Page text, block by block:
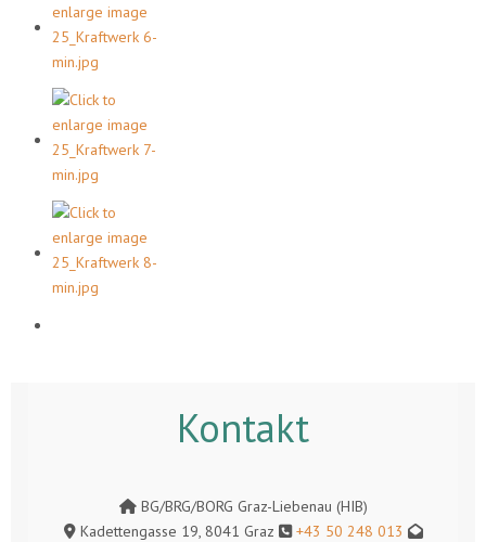
Kontakt
BG/BRG/BORG Graz-Liebenau (HIB)
Kadettengasse 19, 8041 Graz
+43 50 248 013